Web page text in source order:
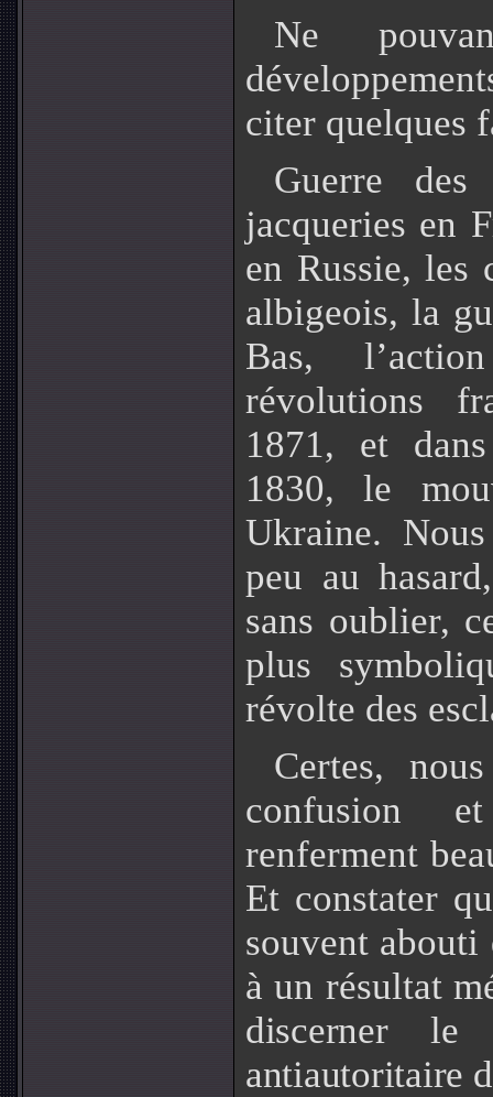
Ne
citer quelques
Guerre des
jacqueries en
en Russie, les
albigeois, la
Bas,
révolutions
1871, et
1830, le
Ukraine.
peu au
sans oublier,
plus
révolte des
Certes,
confusion
renferment
Et constater
souvent abouti
à un résultat
discerner le
antiautoritaire